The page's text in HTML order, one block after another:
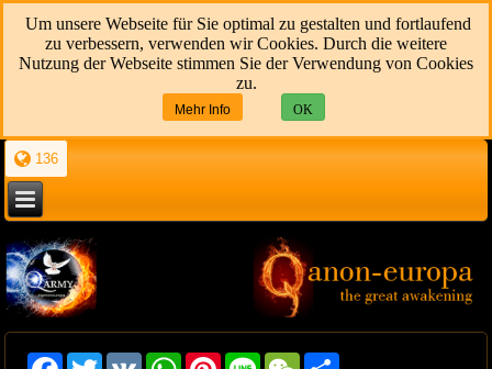
Um unsere Webseite für Sie optimal zu gestalten und fortlaufend
zu verbessern, verwenden wir Cookies. Durch die weitere
Nutzung der Webseite stimmen Sie der Verwendung von Cookies
zu.
Mehr Info OK
136